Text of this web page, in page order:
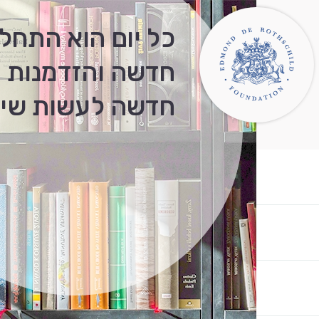
כל יום הוא
חדשה והזדמנות
חדשה לעשות